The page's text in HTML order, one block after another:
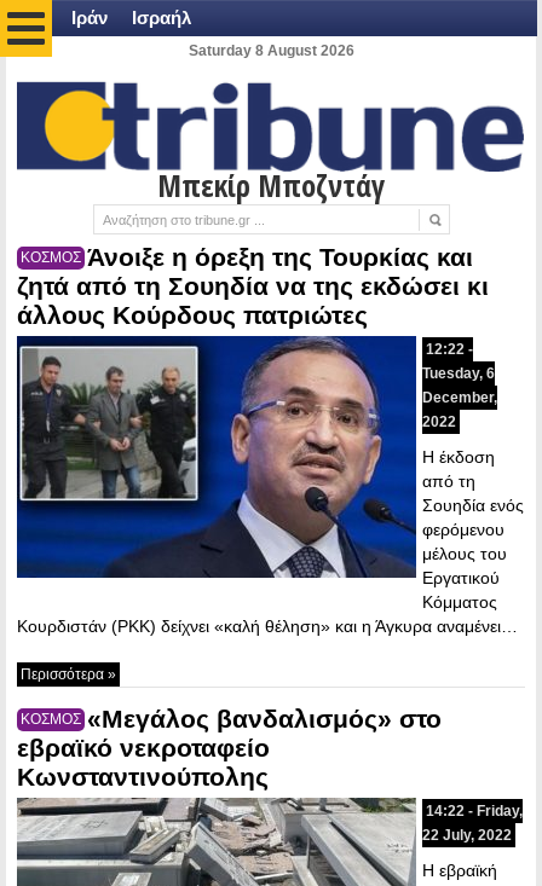
Ιράν Ισραήλ
Saturday 8 August 2026
Μπεκίρ Μποζντάγ
ΚΟΣΜΟΣ Άνοιξε η όρεξη της Τουρκίας και
ζητά από τη Σουηδία να της εκδώσει κι
άλλους Κούρδους πατριώτες
12:22 -
Tuesday, 6
December,
2022
Η έκδοση
από τη
Σουηδία ενός
φερόμενου
μέλους του
Εργατικού
Κόμματος
Κουρδιστάν (PKK) δείχνει «καλή θέληση» και η Άγκυρα αναμένει…
Περισσότερα »
ΚΟΣΜΟΣ «Μεγάλος βανδαλισμός» στο
εβραϊκό νεκροταφείο
Κωνσταντινούπολης
14:22 - Friday,
22 July, 2022
Η εβραϊκή